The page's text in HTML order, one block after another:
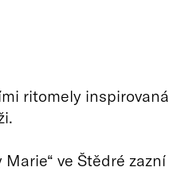
ritomely inspirovaná
ve Štědré zazní